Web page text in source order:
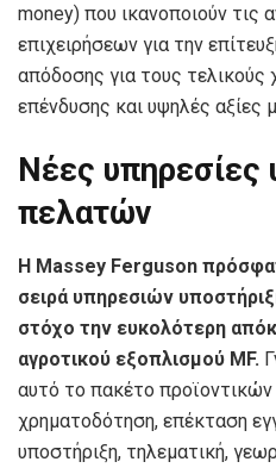
money) που ικανοποιούν τις
επιχειρήσεων για την
απόδοσης για τους
επένδυσης και υψηλές αξίες
Νέες υπηρεσίες
πελατών
Η Massey Ferguson
σειρά υπηρεσιών
στόχο την ευκολότερη
αγροτικού εξοπλισμού MF.
αυτό το πακέτο
χρηματοδότηση, επέκταση
υποστήριξη, τηλεματική,